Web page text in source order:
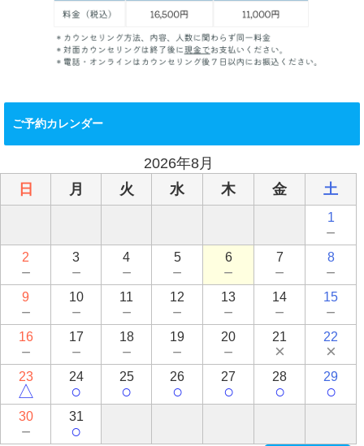
ご予約カレンダー
2026年8月
日
月 火 水 木 金 土
1
－
2
－
3
－
4
－
5
－
6
－
7
－
8
－
9
－
10
－
11
－
12
－
13
－
14
－
15
－
16
－
17
－
18
－
19
－
20
－
21
×
22
×
23
△
24
○
25
○
26
○
27
○
28
○
29
○
30
－
31
○